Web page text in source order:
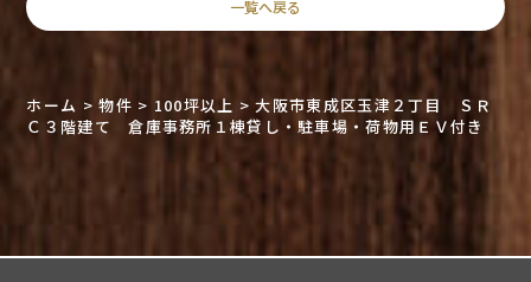
一覧へ戻る
ホーム >物件 > 100坪以上 >大阪市東成区玉津２丁目 ＳＲ
Ｃ３階建て 倉庫事務所１棟貸し・駐車場・荷物用ＥＶ付き